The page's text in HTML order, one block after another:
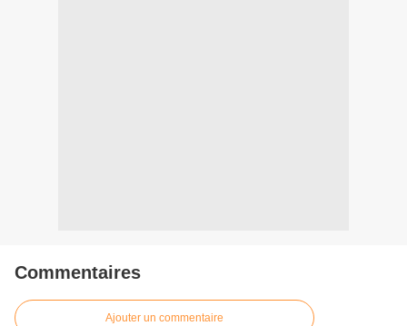
Commentaires
Ajouter un commentaire